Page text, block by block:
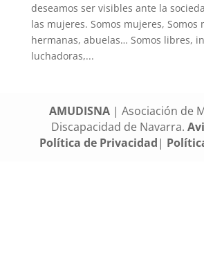
deseamos ser visibles ante la
las mujeres. Somos mujeres, Somos
hermanas, abuelas… Somos libres,
luchadoras,...
AMUDISNA| Asociación de
Discapacidad de Navarra.
Política de Privacidad|